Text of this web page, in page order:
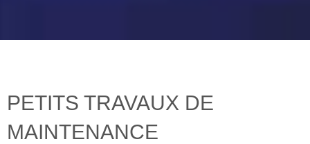
PETITS TRAVAUX DE
MAINTENANCE